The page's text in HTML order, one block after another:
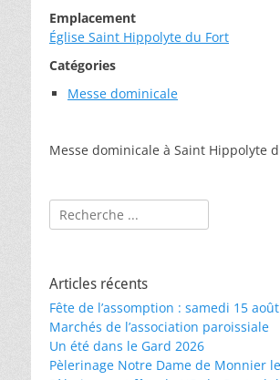
Emplacement
Église Saint Hippolyte du Fort
Catégories
Messe dominicale
Messe dominicale à Saint Hippolyte
Rechercher :
Articles récents
Fête de l’assomption : samedi 15
Marchés de l’association paroissiale
Un été dans le Gard 2026
Pèlerinage Notre Dame de Monnier